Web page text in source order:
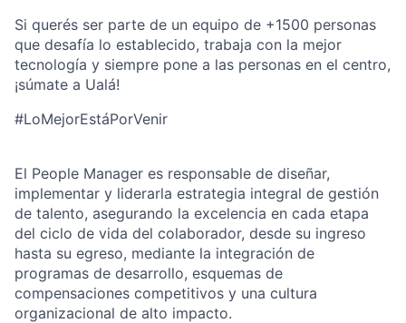
Si querés ser parte de un equipo de +1500 personas
que desafía lo establecido, trabaja con la mejor
tecnología y siempre pone a las personas en el centro,
¡súmate a Ualá!
#LoMejorEstáPorVenir
El People Manager es responsable de diseñar,
implementar y liderarla estrategia integral de gestión
de talento, asegurando la excelencia en cada etapa
del ciclo de vida del colaborador, desde su ingreso
hasta su egreso, mediante la integración de
programas de desarrollo, esquemas de
compensaciones competitivos y una cultura
organizacional de alto impacto.